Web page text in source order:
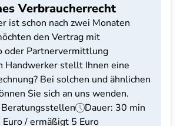
Verbraucherrecht
ist schon nach zwei Monaten
den Vertrag mit
oder Partnervermittlung
Handwerker stellt Ihnen eine
Bei solchen und ähnlichen
Sie sich an uns wenden.
Dauer: 30 min
/ ermäßigt 5 Euro